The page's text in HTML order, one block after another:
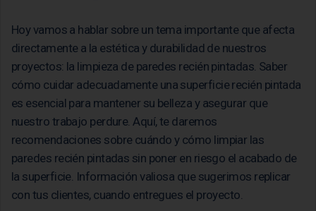
Hoy vamos a hablar sobre un tema importante que afecta
directamente a la estética y durabilidad de nuestros
proyectos: la limpieza de paredes recién pintadas. Saber
cómo cuidar adecuadamente una superficie recién pintada
es esencial para mantener su belleza y asegurar que
nuestro trabajo perdure. Aquí, te daremos
recomendaciones sobre cuándo y cómo limpiar las
paredes recién pintadas sin poner en riesgo el acabado de
la superficie. Información valiosa que sugerimos replicar
con tus clientes, cuando entregues el proyecto.